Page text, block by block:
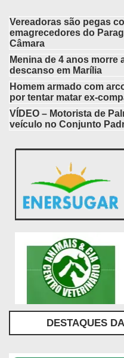
Vereadoras são pegas
emagrecedores do
Câmara
Menina de 4 anos morre
descanso em Marília
Homem armado com
por tentar matar ex-
VÍDEO – Motorista de
veículo no Conjunto
DESTAQUES